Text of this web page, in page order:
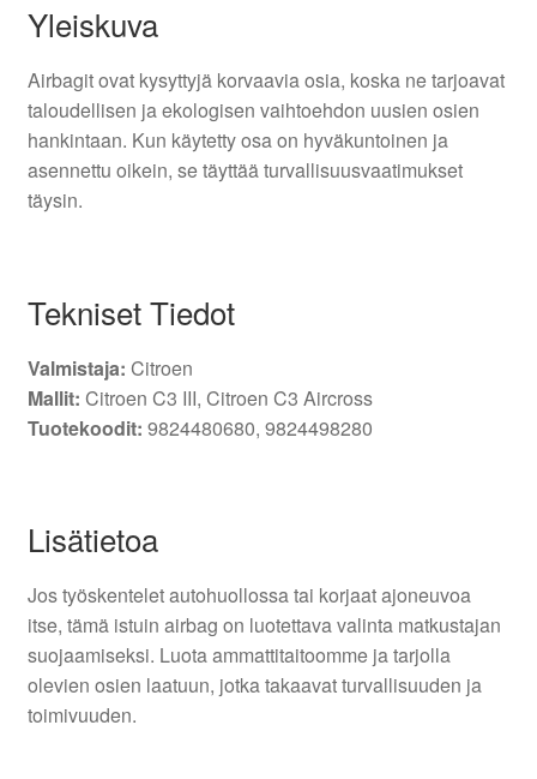
Yleiskuva
Airbagit ovat kysyttyjä korvaavia osia, koska ne tarjoavat
taloudellisen ja ekologisen vaihtoehdon uusien osien
hankintaan. Kun käytetty osa on hyväkuntoinen ja
asennettu oikein, se täyttää turvallisuusvaatimukset
täysin.
Tekniset Tiedot
Valmistaja: Citroen
Mallit: Citroen C3 III, Citroen C3 Aircross
Tuotekoodit: 9824480680, 9824498280
Lisätietoa
Jos työskentelet autohuollossa tai korjaat ajoneuvoa
itse, tämä istuin airbag on luotettava valinta matkustajan
suojaamiseksi. Luota ammattitaitoomme ja tarjolla
olevien osien laatuun, jotka takaavat turvallisuuden ja
toimivuuden.